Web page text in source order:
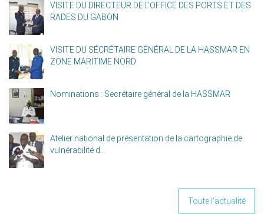
VISITE DU DIRECTEUR DE L’OFFICE DES PORTS ET DES
RADES DU GABON
VISITE DU SÉCRÉTAIRE GÉNÉRAL DE LA HASSMAR EN
ZONE MARITIME NORD
Nominations : Secrétaire général de la HASSMAR
Atelier national de présentation de la cartographie de
vulnérabilité d...
Toute l'actualité